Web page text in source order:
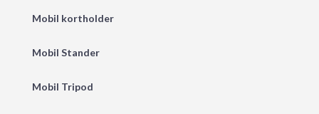
Mobil kortholder
Mobil Stander
Mobil Tripod